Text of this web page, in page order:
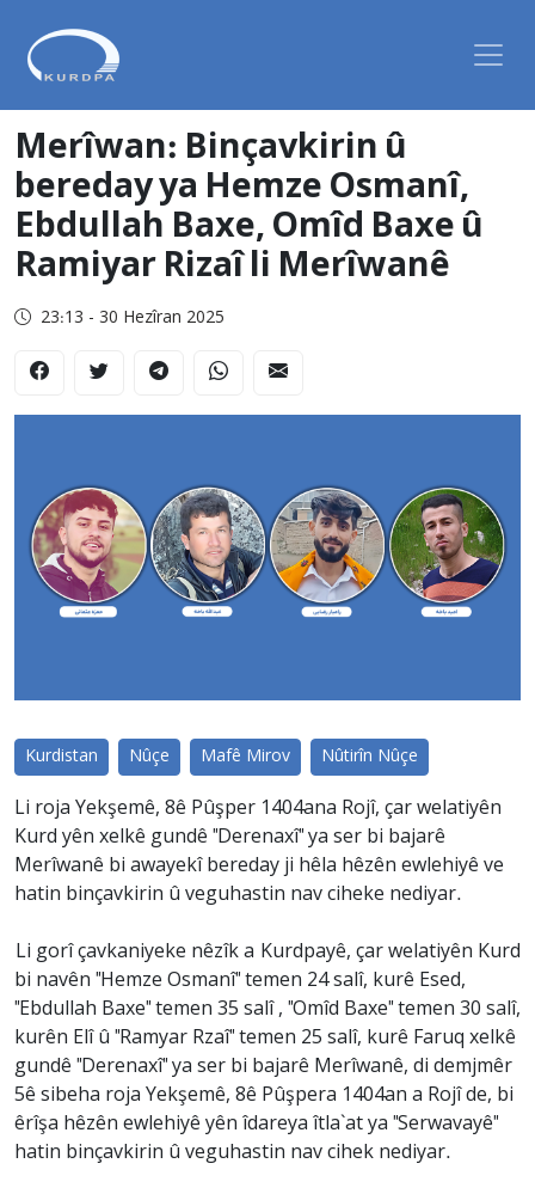
Merîwan: Binçavkirin û
bereday ya Hemze Osmanî,
Ebdullah Baxe, Omîd Baxe û
Ramiyar Rizaî li Merîwanê
23:13 - 30 Hezîran 2025
Kurdistan Nûçe Mafê Mirov Nûtirîn Nûçe
Li roja Yekşemê, 8ê Pûşper 1404ana Rojî, çar welatiyên
Kurd yên xelkê gundê "Derenaxî" ya ser bi bajarê
Merîwanê bi awayekî bereday ji hêla hêzên ewlehiyê ve
hatin binçavkirin û veguhastin nav ciheke nediyar.
Li gorî çavkaniyeke nêzîk a Kurdpayê, çar welatiyên Kurd
bi navên "Hemze Osmanî" temen 24 salî, kurê Esed,
"Ebdullah Baxe" temen 35 salî , "Omîd Baxe" temen 30 salî,
kurên Elî û "Ramyar Rzaî" temen 25 salî, kurê Faruq xelkê
gundê "Derenaxî" ya ser bi bajarê Merîwanê, di demjmêr
5ê sibeha roja Yekşemê, 8ê Pûşpera 1404an a Rojî de, bi
êrîşa hêzên ewlehiyê yên îdareya îtla`at ya "Serwavayê"
hatin binçavkirin û veguhastin nav cihek nediyar.